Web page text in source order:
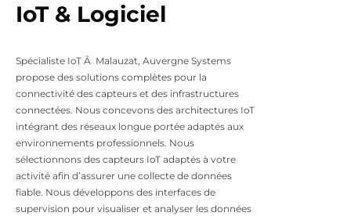
IoT & Logiciel
Spécialiste IoT Ã Malauzat, Auvergne Systems
propose des solutions complètes pour la
connectivité des capteurs et des infrastructures
connectées. Nous concevons des architectures IoT
intégrant des réseaux longue portée adaptés aux
environnements professionnels. Nous
sélectionnons des capteurs IoT adaptés à votre
activité afin d’assurer une collecte de données
fiable. Nous développons des interfaces de
supervision pour visualiser et analyser les données